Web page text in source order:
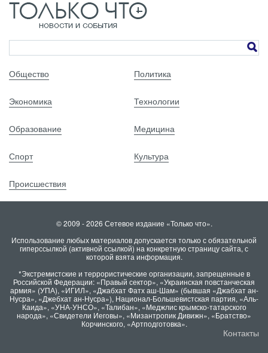
Общество Политика
Экономика Технологии
Образование Медицина
Спорт Культура
Происшествия
© 2009 - 2026 Сетевое издание «Только что».
Использование любых материалов допускается только с обязательной
гиперссылкой (активной ссылкой) на конкретную страницу сайта, с
которой взята информация.
*Экстремистские и террористические организации, запрещенные в
Российской Федерации: «Правый сектор», «Украинская повстанческая
армия» (УПА), «ИГИЛ», «Джабхат Фатх аш-Шам» (бывшая «Джабхат ан-
Нусра», «Джебхат ан-Нусра»), Национал-Большевистская партия, «Аль-
Каида», «УНА-УНСО», «Талибан», «Меджлис крымско-татарского
народа», «Свидетели Иеговы», «Мизантропик Дивижн», «Братство»
Корчинского, «Артподготовка».
Контакты